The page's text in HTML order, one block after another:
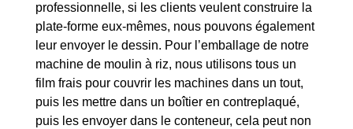
professionnelle, si les clients veulent construire la
plate-forme eux-mêmes, nous pouvons également
leur envoyer le dessin. Pour l’emballage de notre
machine de moulin à riz, nous utilisons tous un
film frais pour couvrir les machines dans un tout,
puis les mettre dans un boîtier en contreplaqué,
puis les envoyer dans le conteneur, cela peut non